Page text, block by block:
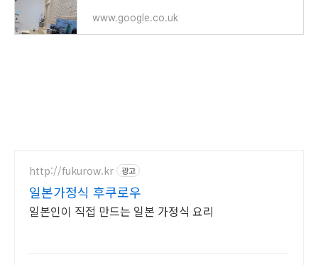
www.google.co.uk
http://fukurow.kr 광고
일본가정식 후쿠로우
일본인이 직접 만드는 일본 가정식 요리